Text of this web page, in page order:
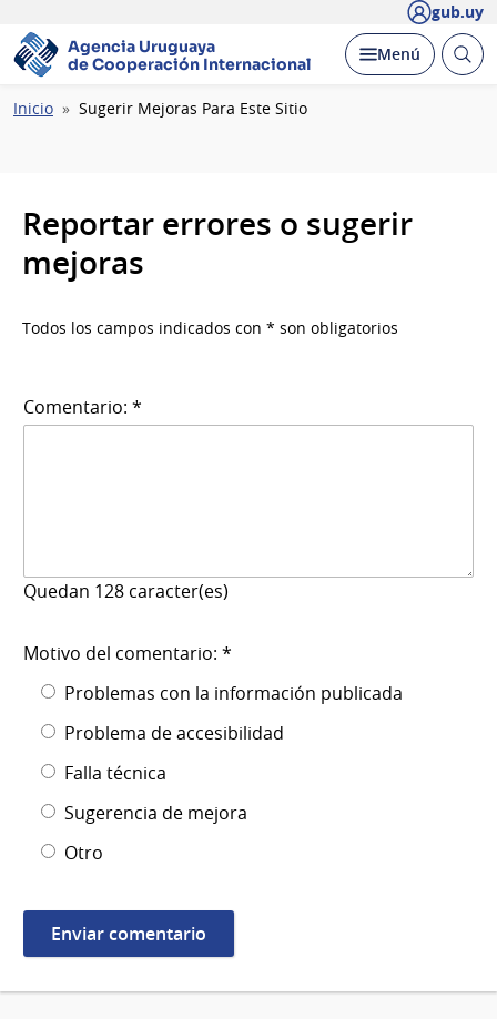
gub.uy
Agencia Uruguaya
de Cooperación Internacional
Desplegar
Menú Abrir
Ruta
Inicio Sugerir Mejoras Para Este Sitio
Reportar errores o sugerir
mejoras
Todos los campos indicados con * son obligatorios
Comentario: *
Quedan 128 caracter(es)
Motivo del comentario: *
Problemas con la información publicada
Problema de accesibilidad
Falla técnica
Sugerencia de mejora
Otro